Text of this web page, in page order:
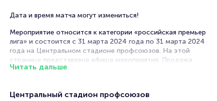
Дата и время матча могут измениться!
Мероприятие относится к категории «российская премьер
лига» и состоится с 31 марта 2024 года по 31 марта 2024
года на Центральном стадионе профсоюзов. На этой
странице представлена афиша мероприятия. Продажа
билетов онлайн на нашем официальном сайте
Российской Премьер Лиги.
Читать дальше
Центральный стадион профсоюзов